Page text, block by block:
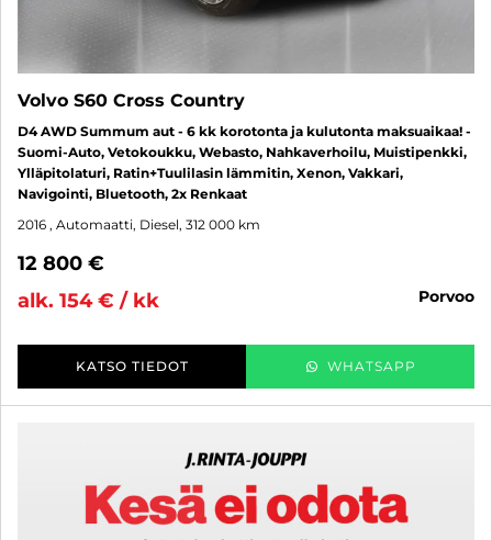
Volvo S60 Cross Country
D4 AWD Summum aut - 6 kk korotonta ja kulutonta maksuaikaa! -
Suomi-Auto, Vetokoukku, Webasto, Nahkaverhoilu, Muistipenkki,
Ylläpitolaturi, Ratin+Tuulilasin lämmitin, Xenon, Vakkari,
Navigointi, Bluetooth, 2x Renkaat
2016 , Automaatti, Diesel, 312 000 km
12 800 €
alk. 154 € / kk
porvoo
KATSO TIEDOT WHATSAPP